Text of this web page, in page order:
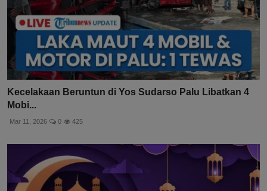
Kecelakaan Beruntun di Yos Sudarso Palu Libatkan 4
Mobi...
Mar 11, 2026 0 425